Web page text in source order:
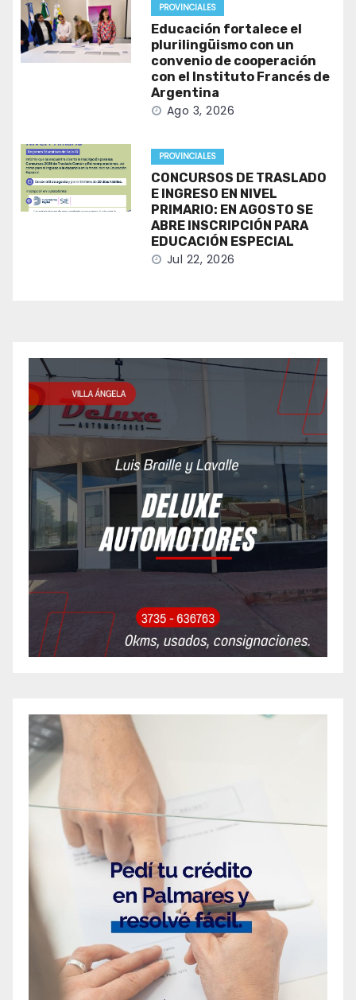
PROVINCIALES
Educación fortalece el
plurilingüismo con un
convenio de cooperación
con el Instituto Francés de
Argentina
Ago 3, 2026
PROVINCIALES
CONCURSOS DE TRASLADO
E INGRESO EN NIVEL
PRIMARIO: EN AGOSTO SE
ABRE INSCRIPCIÓN PARA
EDUCACIÓN ESPECIAL
Jul 22, 2026